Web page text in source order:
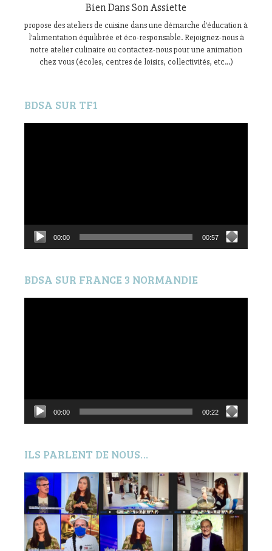
Bien Dans Son Assiette
propose des ateliers de cuisine dans une démarche d'éducation à
l'alimentation équilibrée et éco-responsable. Rejoignez-nous à
notre atelier culinaire ou contactez-nous pour une animation
chez vous (écoles, centres de loisirs, collectivités, etc...)
BDSA SUR TF1
00:00 00:57
BDSA SUR FRANCE 3 NORMANDIE
00:00 00:22
ILS PARLENT DE NOUS…